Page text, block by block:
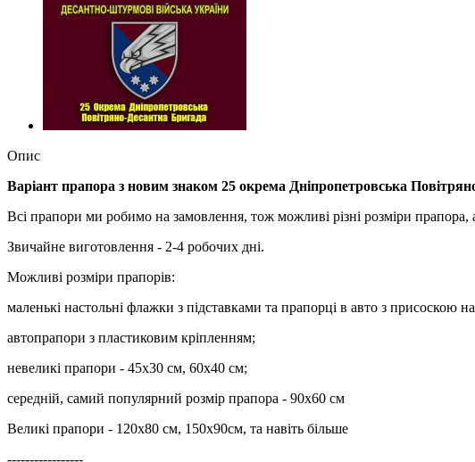
Опис
Варіант прапора з новим знаком 25 окрема Дніпропетровська
Всі прапори ми робимо на замовлення, тож можливі різні розміри
Звичайне виготовлення - 2-4 робочих дні.
Можливі розміри прапорів:
маленькі настольні флажки з підставками та прапорці в авто з присоскою
автопрапори з пластиковим кріпленням;
невеликі прапори - 45х30 см, 60х40 см;
середній, самий популярний розмір прапора - 90х60 см
Великі прапори - 120х80 см, 150х90см, та навіть більше